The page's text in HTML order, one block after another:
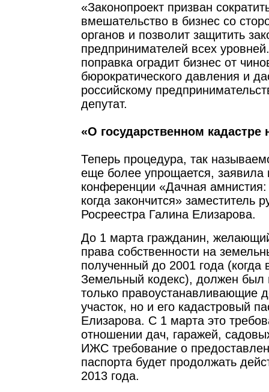
«Законопроект призван
вмешательство в бизнес со
органов и позволит защитить
предпринимателей всех
поправка оградит бизнес от
бюрократического давления и
российскому
депутат.
«О государственном кадастре
Теперь процедура, так
еще более упрощается, заявила
конференции «Дачная амнистия:
когда закончится» заместитель
Росреестра Галина Елизарова.
До 1 марта гражданин,
права собственности на
полученный до 2001 года (когда
Земельный кодекс), должен был
только правоустанавливающие
участок, но и его кадастровый
Елизарова. С 1 марта это
отношении дач, гаражей,
ИЖС требование о
паспорта будет продолжать
2013 года.